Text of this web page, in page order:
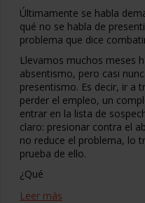
Últimamente se habla
qué no se habla de
problema que dice
Llevamos muchos meses
absentismo, pero casi
presentismo. Es decir, ir a
perder el empleo, un
entrar en la lista de
claro: presionar contra el
no reduce el problema, lo
prueba de ello.
¿Qué
Leer más